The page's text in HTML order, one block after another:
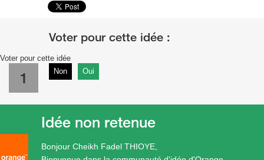
Voter pour cette idée
1 Non Oui
Bonjour Cheikh Fadel THIOYE,
Idée non retenue